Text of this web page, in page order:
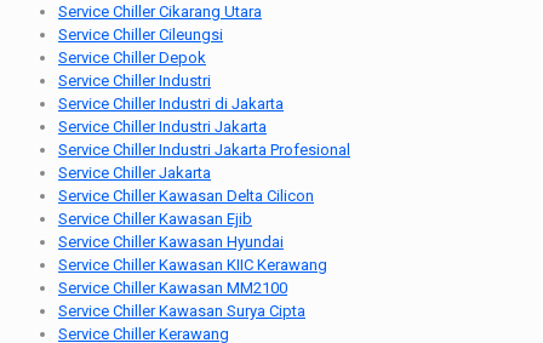
Service Chiller Cikarang Utara
Service Chiller Cileungsi
Service Chiller Depok
Service Chiller Industri
Service Chiller Industri di Jakarta
Service Chiller Industri Jakarta
Service Chiller Industri Jakarta Profesional
Service Chiller Jakarta
Service Chiller Kawasan Delta Cilicon
Service Chiller Kawasan Ejib
Service Chiller Kawasan Hyundai
Service Chiller Kawasan KIIC Kerawang
Service Chiller Kawasan MM2100
Service Chiller Kawasan Surya Cipta
Service Chiller Kerawang